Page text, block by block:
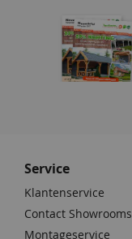
Service
Klantenservice
Contact Showrooms
Montageservice